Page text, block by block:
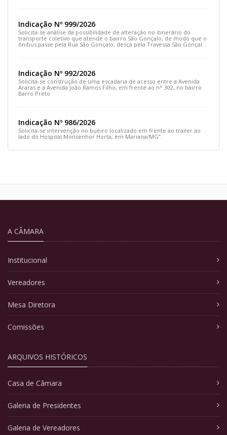
Indicação Nº 999/2026
Solicita-se análise da possibilidade de alteração no itinerário do
transporte coletivo que atende o bairro São Gonçalo, de modo que o
ônibus passe pela Rua São Gonçalo, desça pela Travessa São Gonçalo
Indicação Nº 992/2026
Solicita-se construção de uma escadaria de acesso entre a Avenida
Araras e a Avenida João Ramos Filho, em frente ao n° 302, no bairro
Barro Preto
Indicação Nº 986/2026
Solicita-se intervenção no bueiro localizado em frente ao trailer ao
lado do Hospital Monsenhor Horta, em Mariana/MG”.
A CÂMARA
Institucional
Vereadores
Mesa Diretora
Comissões
ARQUIVOS HISTÓRICOS
Casa de Câmara
Galeria de Presidentes
Galeria de Vereadores